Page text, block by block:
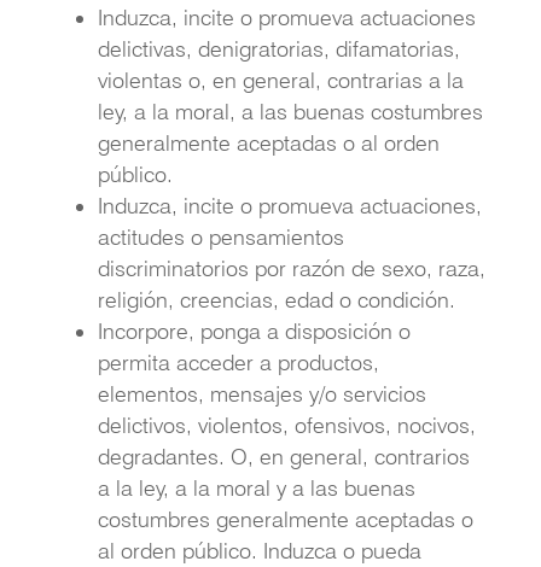
Induzca, incite o promueva actuaciones
delictivas, denigratorias, difamatorias,
violentas o, en general, contrarias a la
ley, a la moral, a las buenas costumbres
generalmente aceptadas o al orden
público.
Induzca, incite o promueva actuaciones,
actitudes o pensamientos
discriminatorios por razón de sexo, raza,
religión, creencias, edad o condición.
Incorpore, ponga a disposición o
permita acceder a productos,
elementos, mensajes y/o servicios
delictivos, violentos, ofensivos, nocivos,
degradantes. O, en general, contrarios
a la ley, a la moral y a las buenas
costumbres generalmente aceptadas o
al orden público. Induzca o pueda